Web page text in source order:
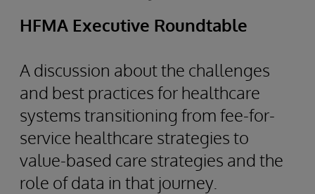
HFMA Executive Roundtable
A discussion about the challenges
and best practices for healthcare
systems transitioning from fee-for-
service healthcare strategies to
value-based care strategies and the
role of data in that journey.